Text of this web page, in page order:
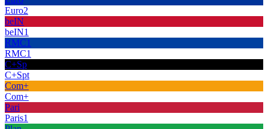
Euro2
beIN
beIN1
RMC1
RMC1
C+Sp
C+Spt
Com+
Com+
Pari
Paris1